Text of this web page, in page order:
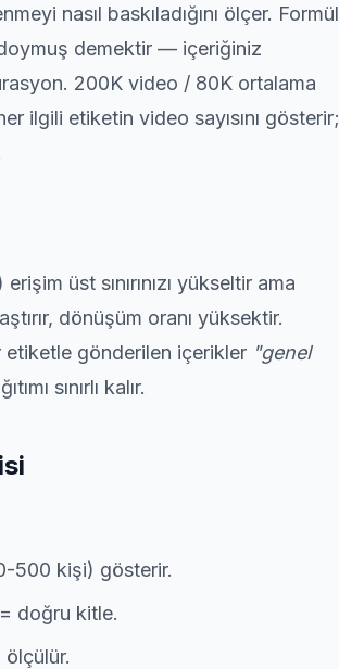
nasıl baskıladığını ölçer. Formül
demektir — içeriğiniz
200K video / 80K ortalama
ilgili etiketin video sayısını gösterir;
üst sınırınızı yükseltir ama
dönüşüm oranı yüksektir.
etiketle gönderilen içerikler "genel
sınırlı kalır.
500 kişi) gösterir.
doğru kitle.
ölçülür.